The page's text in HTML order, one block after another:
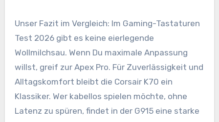
Unser Fazit im Vergleich: Im Gaming-Tastaturen
Test 2026 gibt es keine eierlegende
Wollmilchsau. Wenn Du maximale Anpassung
willst, greif zur Apex Pro. Für Zuverlässigkeit und
Alltagskomfort bleibt die Corsair K70 ein
Klassiker. Wer kabellos spielen möchte, ohne
Latenz zu spüren, findet in der G915 eine starke